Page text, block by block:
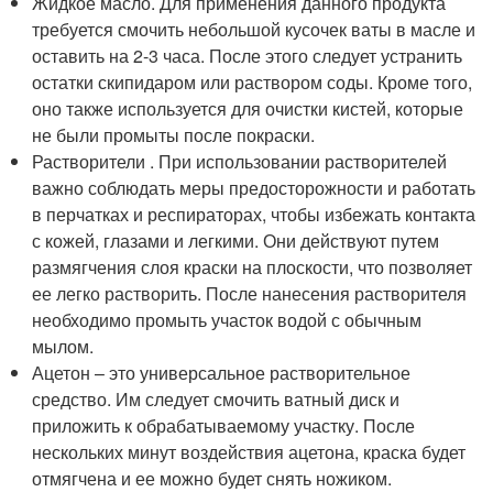
требуется смочить небольшой кусочек ваты в масле и
оставить на 2-3 часа. После этого следует устранить
остатки скипидаром или раствором соды. Кроме того,
оно также используется для очистки кистей, которые
не были промыты после покраски.
Растворители . При использовании растворителей
важно соблюдать меры предосторожности и работать
в перчатках и респираторах, чтобы избежать контакта
с кожей, глазами и легкими. Они действуют путем
размягчения слоя краски на плоскости, что позволяет
ее легко растворить. После нанесения растворителя
необходимо промыть участок водой с обычным
мылом.
Ацетон – это универсальное растворительное
средство. Им следует смочить ватный диск и
приложить к обрабатываемому участку. После
нескольких минут воздействия ацетона, краска будет
отмягчена и ее можно будет снять ножиком.